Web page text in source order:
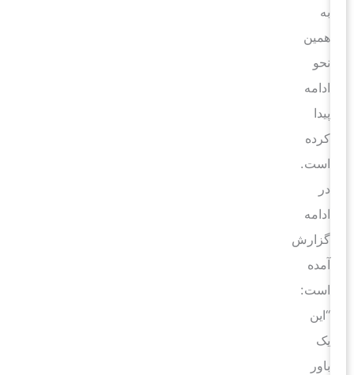
همین
نحو
ادامه
کرده
است.
ادامه
گزارش
آمده
است:
“این
باور